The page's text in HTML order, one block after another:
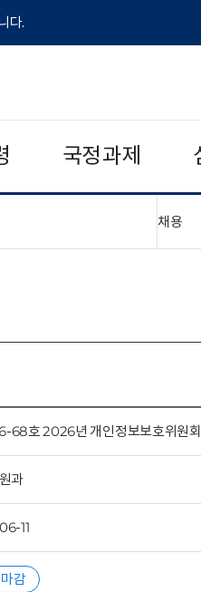
다.
국정과제
채용"접
68호 2026년 개인정보보호위원
과
11
감